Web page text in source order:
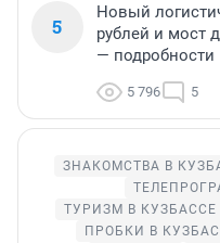
5
Новый
рублей и мост
— подробности
5 796 5
ЗНАКОМСТВА В
ТУРИЗМ В КУЗБАССЕ
ПРОБКИ В